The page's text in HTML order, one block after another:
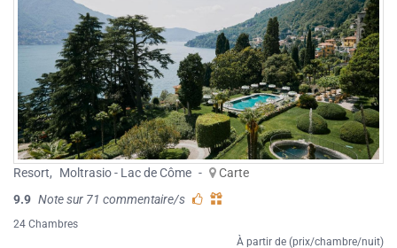
Resort, Moltrasio - Lac de Côme -
Carte
9.9 Note sur 71 commentaire/s
24 Chambres
À partir de (prix/chambre/nuit)